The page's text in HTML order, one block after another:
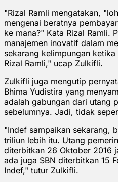
"Rizal Ramli mengatakan,
mengenai beratnya
ke mana?" Kata Rizal Ramli.
manajemen inovatif dalam
sekarang kelimpungan
Rizal Ramli," ucap Zulkifli.
Zulkifli juga mengutip
Bhima Yudistira yang
adalah gabungan dari utang
sebelumnya. Jadi, tidak
"Indef sampaikan sekarang,
triliun lebih itu. Utang
diterbitkan 26 Oktober 2016
ada juga SBN diterbitkan 15
Indef," tutur Zulkifli.